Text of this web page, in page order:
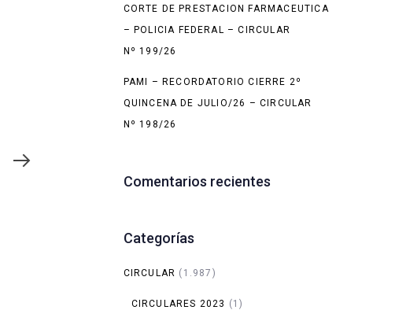
CORTE DE PRESTACION FARMACEUTICA
– POLICIA FEDERAL – CIRCULAR
Nº 199/26
PAMI – RECORDATORIO CIERRE 2º
QUINCENA DE JULIO/26 – CIRCULAR
Nº 198/26
Comentarios recientes
Categorías
CIRCULAR (1.987)
CIRCULARES 2023 (1)